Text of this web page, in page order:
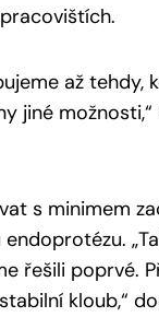
až tehdy,
jiné
s minimem
řešili poprvé.
kloub,“